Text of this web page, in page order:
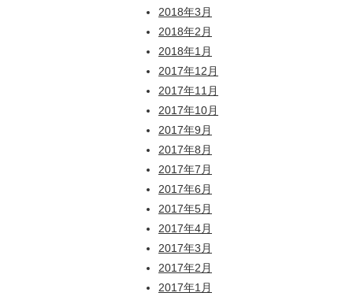
2018年3月
2018年2月
2018年1月
2017年12月
2017年11月
2017年10月
2017年9月
2017年8月
2017年7月
2017年6月
2017年5月
2017年4月
2017年3月
2017年2月
2017年1月